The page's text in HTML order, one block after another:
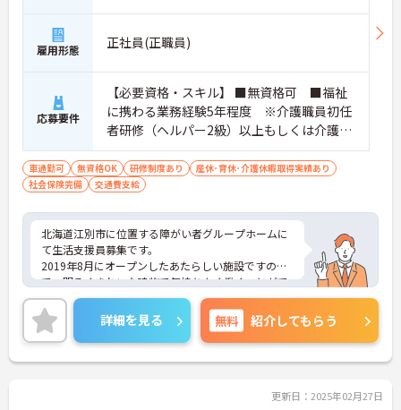
雇用形態 正社員(正職員)
応募要件
【必要資格・スキル】 ■無資格可 ■福祉
に携わる業務経験5年程度 ※介護職員初任
者研修（ヘルパー2級）以上もしくは介護福
祉士、社会福祉士、普通自動車運転免許（A
T限定可）資格をお持ちの方歓迎
車通勤可 無資格OK 研修制度あり
産休･育休･介護休暇取得実績あり
社会保険完備
交通費支給
北海道江別市に位置する障がい者グループホームに
て生活支援員募集です。
2019年8月にオープンしたあたらしい施設ですの
で、明るくきれいな建物で気持ちよく働くことがで
きます。
専門資格を持った先輩職員よりしっかりとフォロー
いただけますので、安心してお仕事を始めることが
可能です。
ご興味のある方には、面接対策ポイントなど、さら
詳細を見る 無料 紹介してもらう
更新日：2025年02月27日